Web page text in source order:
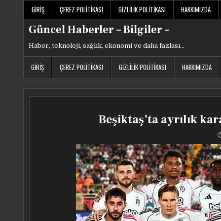
GIRIŞ ÇEREZ POLITIKASI GIZLILIK POLITIKASI HAKKIMIZDA
Güncel Haberler – Bilgiler –
Haber, teknoloji, sağlık, ekonomi ve daha fazlası…
GIRIŞ ÇEREZ POLITIKASI GIZLILIK POLITIKASI HAKKIMIZDA
Beşiktaş’ta ayrılık